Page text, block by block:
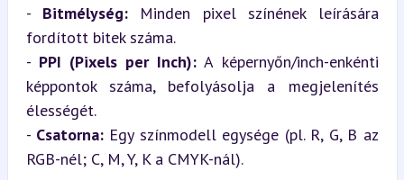
- Bitmélység: Minden pixel színének leírására
fordított bitek száma.
- PPI (Pixels per Inch): A képernyőn/inch-enkénti
képpontok száma, befolyásolja a megjelenítés
élességét.
- Csatorna: Egy színmodell egysége (pl. R, G, B az
RGB-nél; C, M, Y, K a CMYK-nál).